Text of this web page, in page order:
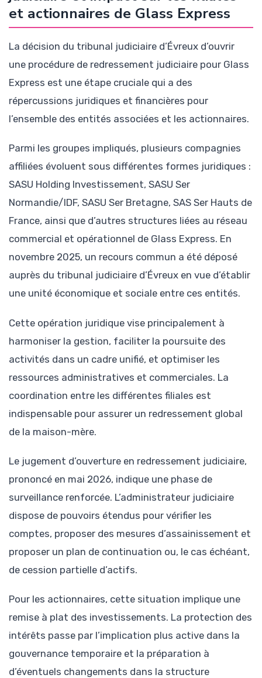
et actionnaires de Glass Express
La décision du tribunal judiciaire d’Évreux d’ouvrir
une procédure de redressement judiciaire pour Glass
Express est une étape cruciale qui a des
répercussions juridiques et financières pour
l’ensemble des entités associées et les actionnaires.
Parmi les groupes impliqués, plusieurs compagnies
affiliées évoluent sous différentes formes juridiques :
SASU Holding Investissement, SASU Ser
Normandie/IDF, SASU Ser Bretagne, SAS Ser Hauts de
France, ainsi que d’autres structures liées au réseau
commercial et opérationnel de Glass Express. En
novembre 2025, un recours commun a été déposé
auprès du tribunal judiciaire d’Évreux en vue d’établir
une unité économique et sociale entre ces entités.
Cette opération juridique vise principalement à
harmoniser la gestion, faciliter la poursuite des
activités dans un cadre unifié, et optimiser les
ressources administratives et commerciales. La
coordination entre les différentes filiales est
indispensable pour assurer un redressement global
de la maison-mère.
Le jugement d’ouverture en redressement judiciaire,
prononcé en mai 2026, indique une phase de
surveillance renforcée. L’administrateur judiciaire
dispose de pouvoirs étendus pour vérifier les
comptes, proposer des mesures d’assainissement et
proposer un plan de continuation ou, le cas échéant,
de cession partielle d’actifs.
Pour les actionnaires, cette situation implique une
remise à plat des investissements. La protection des
intérêts passe par l’implication plus active dans la
gouvernance temporaire et la préparation à
d’éventuels changements dans la structure